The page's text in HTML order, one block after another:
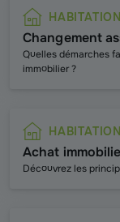
HABITATION
Changement
Quelles démarches
immobilier ?
HABITATION
Achat
Découvrez les